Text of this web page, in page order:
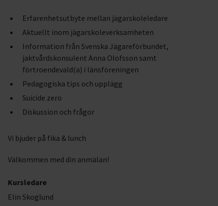
Erfarenhetsutbyte mellan jägarskoleledare
Aktuellt inom jägarskoleverksamheten
Information från Svenska Jägareförbundet,
jaktvårdskonsulent Anna Olofsson samt
förtroendevald(a) i länsföreningen
Pedagogiska tips och upplägg
Suicide zero
Diskussion och frågor
Vi bjuder på fika & lunch
Välkommen med din anmälan!
Kursledare
Elin Skoglund